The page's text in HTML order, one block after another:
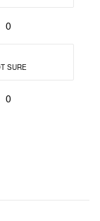
0
SURE
0